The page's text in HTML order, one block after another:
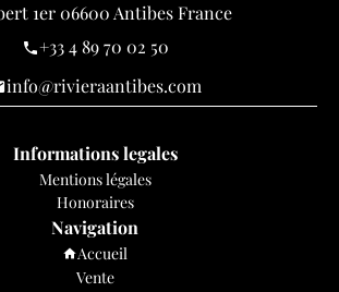
1er06600Antibes France
+33 4 89 70 02 50
info@rivieraantibes.com
Informations legales
Mentions légales
Honoraires
Navigation
Accueil
Vente